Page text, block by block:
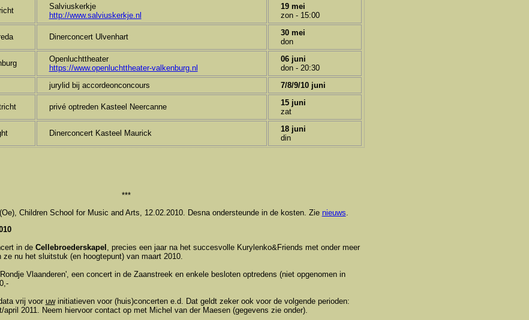
Salviuskerkje
http://www.salviuskerkje.nl
19 mei
zon - 15:00
Dinerconcert Ulvenhart
30 mei
don
Openluchttheater
https://www.openluchttheater-valkenburg.nl
06 juni
don - 20:30
jurylid bij accordeonconcours 7/8/9/10 juni
privé optreden Kasteel Neercanne
15 juni
zat
Dinerconcert Kasteel Maurick
18 juni
din
***
Children School for Music and Arts, 12.02.2010. Desna ondersteunde in de kosten. Zie nieuws
in de Cellebroederskapel
, precies een jaar na het succesvolle Kurylenko&Friends met onder meer
nu het sluitstuk (en hoogtepunt) van maart 2010.
Vlaanderen', een concert in de Zaanstreek en enkele besloten optredens (niet opgenomen in
vrij voor uwinitiatieven voor (huis)concerten e.d. Dat geldt zeker ook voor de volgende perioden:
2011. Neem hiervoor contact op met Michel van der Maesen (gegevens zie onder).